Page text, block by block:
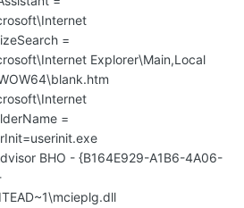
=
Explorer\Main,Local
=
BHO - {B164E929-A1B6-4A06-